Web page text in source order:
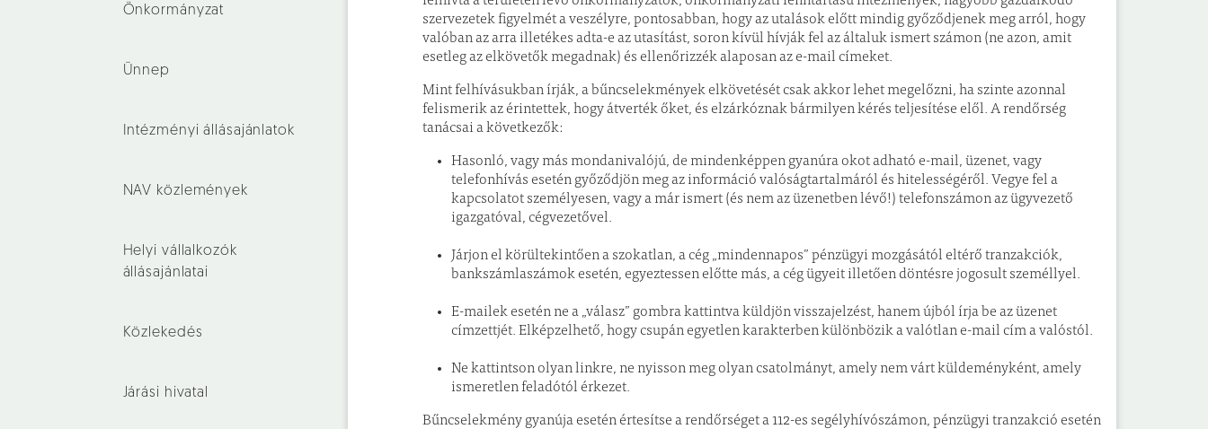
Önkormányzat
Ünnep
Intézményi állásajánlatok
NAV közlemények
Helyi vállalkozók
állásajánlatai
Közlekedés
Járási hivatal
szervezetek figyelmét a veszélyre, pontosabban, hogy az utalások előtt mindig győződjenek meg arról, hogy
valóban az arra illetékes adta-e az utasítást, soron kívül hívják fel az általuk ismert számon (ne azon, amit
esetleg az elkövetők megadnak) és ellenőrizzék alaposan az e-mail címeket.
Mint felhívásukban írják, a bűncselekmények elkövetését csak akkor lehet megelőzni, ha szinte azonnal
felismerik az érintettek, hogy átverték őket, és elzárkóznak bármilyen kérés teljesítése elől. A rendőrség
tanácsai a következők:
Hasonló, vagy más mondanivalójú, de mindenképpen gyanúra okot adható e-mail, üzenet, vagy
telefonhívás esetén győződjön meg az információ valóságtartalmáról és hitelességéről. Vegye fel a
kapcsolatot személyesen, vagy a már ismert (és nem az üzenetben lévő!) telefonszámon az ügyvezető
igazgatóval, cégvezetővel.
Járjon el körültekintően a szokatlan, a cég „mindennapos” pénzügyi mozgásától eltérő tranzakciók,
bankszámlaszámok esetén, egyeztessen előtte más, a cég ügyeit illetően döntésre jogosult személlyel.
E-mailek esetén ne a „válasz” gombra kattintva küldjön visszajelzést, hanem újból írja be az üzenet
címzettjét. Elképzelhető, hogy csupán egyetlen karakterben különbözik a valótlan e-mail cím a valóstól.
Ne kattintson olyan linkre, ne nyisson meg olyan csatolmányt, amely nem várt küldeményként, amely
ismeretlen feladótól érkezet.
Bűncselekmény gyanúja esetén értesítse a rendőrséget a 112-es segélyhívószámon, pénzügyi tranzakció esetén